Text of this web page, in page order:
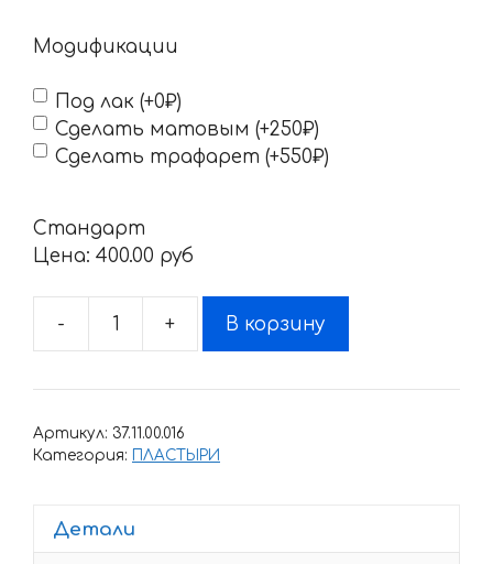
Модификации
Под лак (+0₽)
Сделать матовым (+250₽)
Сделать трафарет (+550₽)
Стандарт
Цена: 400.00 pyб
-
Количество
Пластырь
+ В корзину
Артикул: 37.11.00.016
Категория: ПЛАСТЫРИ
Детали